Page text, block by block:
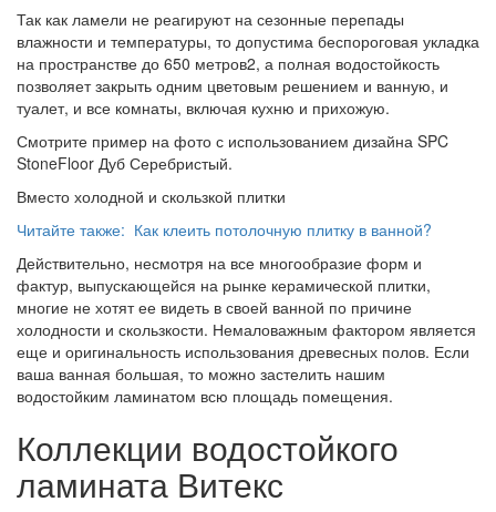
Так как ламели не реагируют на сезонные перепады
влажности и температуры, то допустима беспороговая укладка
на пространстве до 650 метров2, а полная водостойкость
позволяет закрыть одним цветовым решением и ванную, и
туалет, и все комнаты, включая кухню и прихожую.
Смотрите пример на фото с использованием дизайна SPC
StoneFloor Дуб Серебристый.
Вместо холодной и скользкой плитки
Читайте также: Как клеить потолочную плитку в ванной?
Действительно, несмотря на все многообразие форм и
фактур, выпускающейся на рынке керамической плитки,
многие не хотят ее видеть в своей ванной по причине
холодности и скользкости. Немаловажным фактором является
еще и оригинальность использования древесных полов. Если
ваша ванная большая, то можно застелить нашим
водостойким ламинатом всю площадь помещения.
Коллекции водостойкого
ламината Витекс